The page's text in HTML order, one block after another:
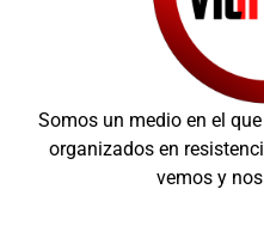
Somos un medio en el
organizados en
vemos y